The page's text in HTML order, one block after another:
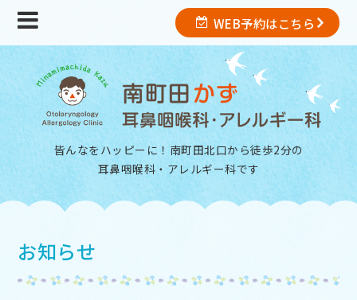
WEB予約はこちら
皆んなをハッピーに！南町田北口から徒歩2分の
耳鼻咽喉科・アレルギー科です
お知らせ